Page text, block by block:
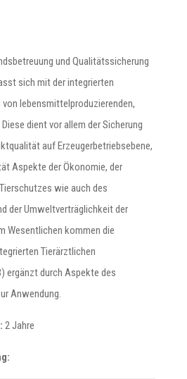
und Qualitätssicherung
sich mit der integrierten
lebensmittelproduzierenden,
dient vor allem der Sicherung
auf Erzeugerbetriebsebene,
Aspekte der Ökonomie, der
wie auch des
der Umweltverträglichkeit der
Wesentlichen kommen die
Tierärztlichen
ergänzt durch Aspekte des
Anwendung.
2 Jahre